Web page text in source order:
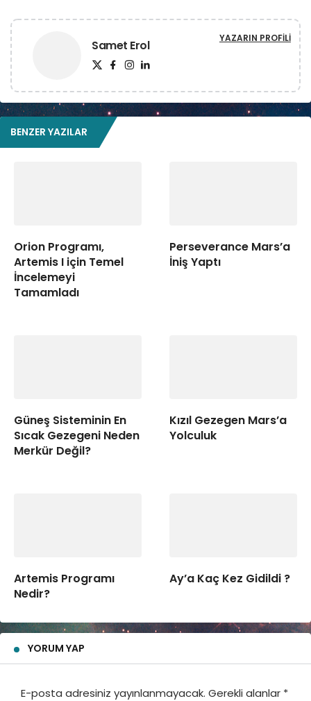
Samet Erol YAZARIN PROFILI
BENZER YAZILAR
Orion Programı,
Artemis I için Temel
İncelemeyi
Tamamladı
Perseverance Mars’a
İniş Yaptı
Güneş Sisteminin En
Sıcak Gezegeni Neden
Merkür Değil?
Kızıl Gezegen Mars’a
Yolculuk
Artemis Programı
Nedir?
Ay’a Kaç Kez Gidildi ?
YORUM YAP
E-posta adresiniz yayınlanmayacak. Gerekli alanlar *